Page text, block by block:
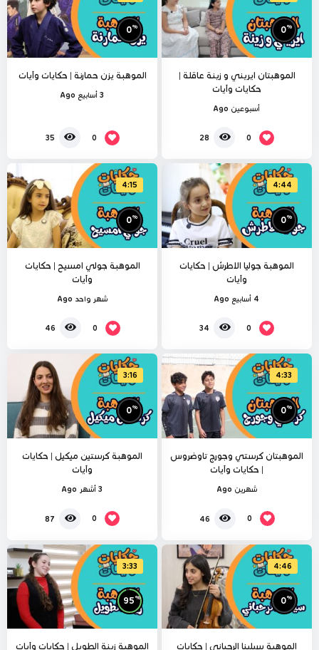
0%
الموهبتان ايريني و زينة عاقلة |
حكايات وآيات
أسبوعين Ago
0
28
0%
الموهبة يزن حمارنة | حكايات وآيات
3 أسابيع Ago
0
35
4:44
0%
الموهبة جوليا الاطرش | حكايات
وآيات
4 أسابيع Ago
0
34
4:15
0%
الموهبة جولي امسيح | حكايات
وآيات
شهر واحد Ago
0
46
4:33
0%
الموهبتان كرستي وجورج تاوضروس
| حكايات وآيات
شهرين Ago
0
46
3:16
0%
الموهبة كرستين ميكيل | حكايات
وآيات
3 أشهر Ago
0
87
4:46
0%
الموهبة سيلينا الرحباني | حكايات
3:33
95 %
الموهبة زينة الطويل | حكايات وآيات